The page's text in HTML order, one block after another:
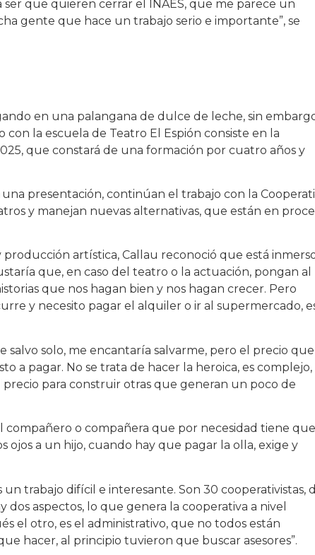
que quieren cerrar el INAES, que me parece un
gente que hace un trabajo serio e importante”, se
en una palangana de dulce de leche, sin
la escuela de Teatro El Espión consiste en la
que constará de una formación por cuatro años y
presentación, continúan el trabajo con la
y manejan nuevas alternativas, que están en
artística, Callau reconoció que está
que, en caso del teatro o la actuación, pongan al
que nos hagan bien y nos hagan crecer. Pero
y necesito pagar el alquiler o ir al supermercado,
salvo solo, me encantaría salvarme, pero el precio que
a pagar. No se trata de hacer la heroica, es complejo,
para construir otras que generan un poco de
o compañera que por necesidad tiene que
ojos a un hijo, cuando hay que pagar la olla, exige y
trabajo difícil e interesante. Son 30 cooperativistas,
aspectos, lo que genera la cooperativa a nivel
el otro, es el administrativo, que no todos están
hacer, al principio tuvieron que buscar asesores”.